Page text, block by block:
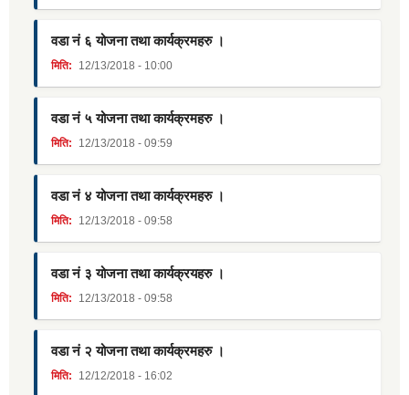
वडा नं ६ योजना तथा कार्यक्रमहरु ।
मिति: 12/13/2018 - 10:00
वडा नं ५ योजना तथा कार्यक्रमहरु ।
मिति: 12/13/2018 - 09:59
वडा नं ४ योजना तथा कार्यक्रमहरु ।
मिति: 12/13/2018 - 09:58
वडा नं ३ योजना तथा कार्यक्रयहरु ।
मिति: 12/13/2018 - 09:58
वडा नं २ योजना तथा कार्यक्रमहरु ।
मिति: 12/12/2018 - 16:02